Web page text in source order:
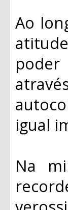
Ao
poder
igual
Na